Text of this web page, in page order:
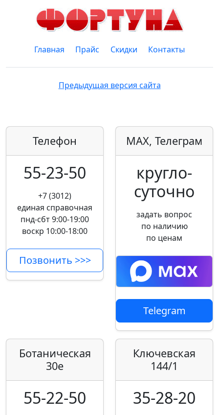
Главная Прайс Скидки Контакты
Предыдущая версия сайта
Телефон
55-23-50
+7 (3012)
единая справочная
пнд-сбт 9:00-19:00
воскр 10:00-18:00
Позвонить >>>
MAX, Телеграм
кругло­
суточно
задать вопрос
по наличию
по ценам
Telegram
Ботаническая
30е
55-22-50
Ключевская
144/1
35-28-20